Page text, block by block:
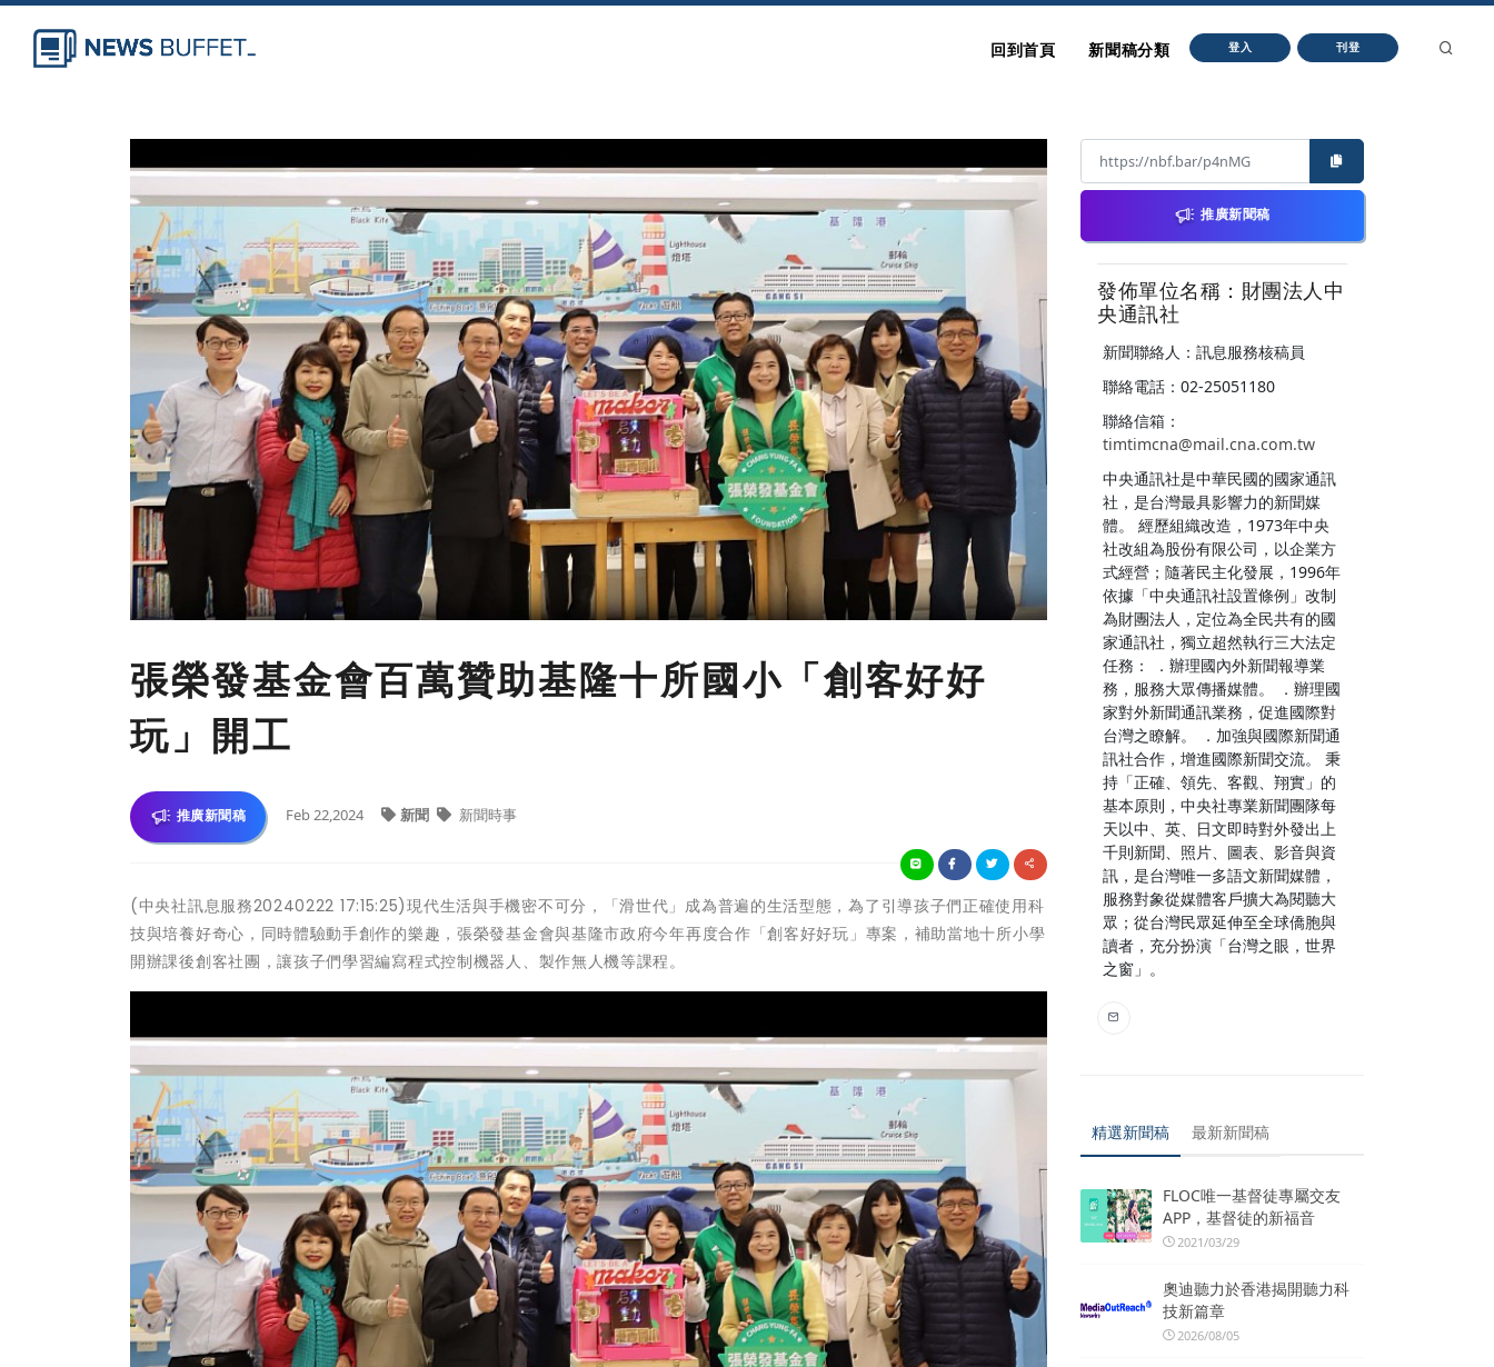
回到首頁 新聞稿分類 登入 刊登
張榮發基金會百萬贊助基隆十所國小「創客好好
玩」開工
推廣新聞稿 Feb 22,2024 新聞 新聞時事
(中央社訊息服務20240222 17:15:25)現代生活與手機密不可分，「滑世代」成為普遍的生活型態，為了引導孩子們正確使用科
技與培養好奇心，同時體驗動手創作的樂趣，張榮發基金會與基隆市政府今年再度合作「創客好好玩」專案，補助當地十所小學
開辦課後創客社團，讓孩子們學習編寫程式控制機器人、製作無人機等課程。
推廣新聞稿
發佈單位名稱：財團法人中
央通訊社
新聞聯絡人：訊息服務核稿員
聯絡電話：02-25051180
聯絡信箱：
timtimcna@mail.cna.com.tw
中央通訊社是中華民國的國家通訊
社，是台灣最具影響力的新聞媒
體。 經歷組織改造，1973年中央
社改組為股份有限公司，以企業方
式經營；隨著民主化發展，1996年
依據「中央通訊社設置條例」改制
為財團法人，定位為全民共有的國
家通訊社，獨立超然執行三大法定
任務： ．辦理國內外新聞報導業
務，服務大眾傳播媒體。 ．辦理國
家對外新聞通訊業務，促進國際對
台灣之瞭解。 ．加強與國際新聞通
訊社合作，增進國際新聞交流。 秉
持「正確、領先、客觀、翔實」的
基本原則，中央社專業新聞團隊每
天以中、英、日文即時對外發出上
千則新聞、照片、圖表、影音與資
訊，是台灣唯一多語文新聞媒體，
服務對象從媒體客戶擴大為閱聽大
眾；從台灣民眾延伸至全球僑胞與
讀者，充分扮演「台灣之眼，世界
之窗」。
精選新聞稿 最新新聞稿
FLOC唯一基督徒專屬交友
APP，基督徒的新福音
2021/03/29
奧迪聽力於香港揭開聽力科
技新篇章
2026/08/05